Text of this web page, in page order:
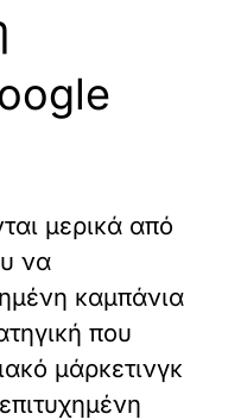
μερικά από
να
καμπάνια
που
μάρκετινγκ